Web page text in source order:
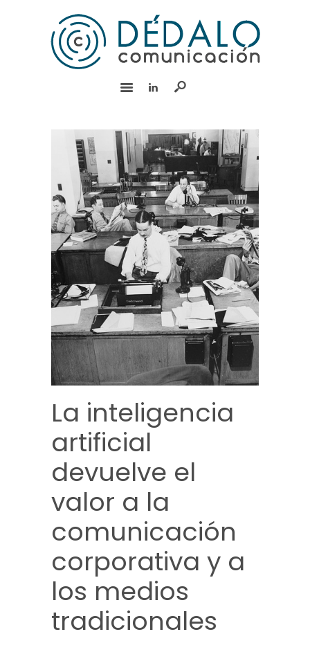
INICIO
SERVICIOS
RSC
CONTACTO
English
La inteligencia
artificial
devuelve el
valor a la
comunicación
corporativa y a
los medios
tradicionales